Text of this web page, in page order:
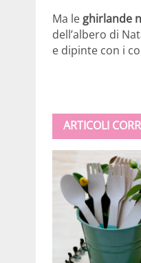
Ma le ghirlande
dell’albero di
e dipinte con i
ARTICOLI